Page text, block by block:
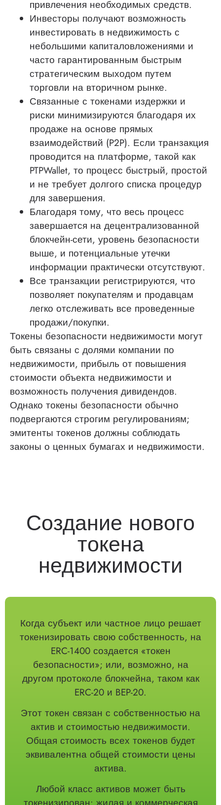
привлечения необходимых средств.
Инвесторы получают возможность
инвестировать в недвижимость с
небольшими капиталовложениями и
часто гарантированным быстрым
стратегическим выходом путем
торговли на вторичном рынке.
Связанные с токенами издержки и
риски минимизируются благодаря их
продаже на основе прямых
взаимодействий (P2P). Если транзакция
проводится на платформе, такой как
PTPWallet, то процесс быстрый, простой
и не требует долгого списка процедур
для завершения.
Благодаря тому, что весь процесс
завершается на децентрализованной
блокчейн-сети, уровень безопасности
выше, и потенциальные утечки
информации практически отсутствуют.
Все транзакции регистрируются, что
позволяет покупателям и продавцам
легко отслеживать все проведенные
продажи/покупки.
Токены безопасности недвижимости могут
быть связаны с долями компании по
недвижимости, прибыль от повышения
стоимости объекта недвижимости и
возможность получения дивидендов.
Однако токены безопасности обычно
подвергаются строгим регулированиям;
эмитенты токенов должны соблюдать
законы о ценных бумагах и недвижимости.
Создание нового
токена
недвижимости
Когда субъект или частное лицо решает
токенизировать свою собственность, на
ERC-1400 создается «токен
безопасности»; или, возможно, на
другом протоколе блокчейна, таком как
ERC-20 и BEP-20.
Этот токен связан с собственностью на
актив и стоимостью недвижимости.
Общая стоимость всех токенов будет
эквивалентна общей стоимости цены
актива.
Любой класс активов может быть